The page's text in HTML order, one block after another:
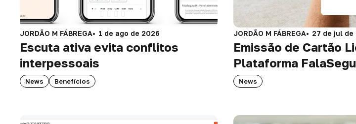
JORDÃO M FÁBREGA 1 de ago de 2026
Escuta ativa evita conflitos
interpessoais
News Benefícios
JORDÃO M FÁBREGA 27 de jul de
Emissão de Cartão
Plataforma
News